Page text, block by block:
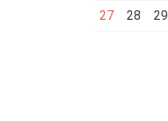
27 28 29